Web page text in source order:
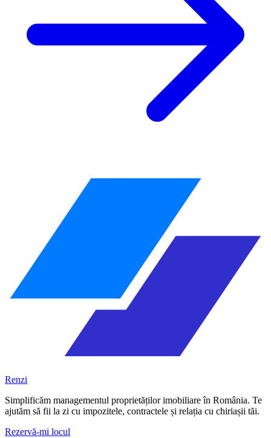
Renzi
Simplificăm managementul proprietăților imobiliare în România. Te
ajutăm să fii la zi cu impozitele, contractele și relația cu chiriașii tăi.
Rezervă-mi locul